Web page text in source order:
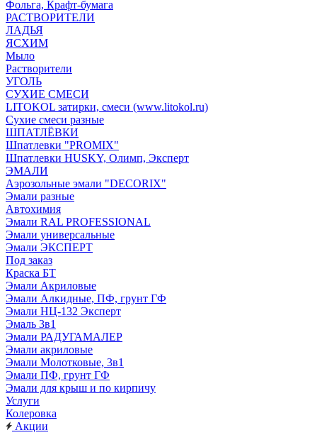
Фольга, Крафт-бумага
РАСТВОРИТЕЛИ
ЛАДЬЯ
ЯСХИМ
Мыло
Растворители
УГОЛЬ
СУХИЕ СМЕСИ
LITOKOL затирки, смеси (www.litokol.ru)
Сухие смеси разные
ШПАТЛЁВКИ
Шпатлевки "PROMIX"
Шпатлевки HUSKY, Олимп, Эксперт
ЭМАЛИ
Аэрозольные эмали "DECORIX"
Эмали разные
Автохимия
Эмали RAL PROFESSIONAL
Эмали универсальные
Эмали ЭКСПЕРТ
Под заказ
Краска БТ
Эмали Акриловые
Эмали Алкидные, ПФ, грунт ГФ
Эмали НЦ-132 Эксперт
Эмаль 3в1
Эмали РАДУГАМАЛЕР
Эмали акриловые
Эмали Молотковые, 3в1
Эмали ПФ, грунт ГФ
Эмали для крыш и по кирпичу
Услуги
Колеровка
Акции